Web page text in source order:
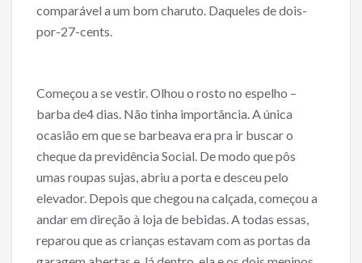
comparável a um bom charuto. Daqueles de dois-
por-27-cents.
Começou a se vestir. Olhou o rosto no espelho –
barba de4 dias. Não tinha importância. A única
ocasião em que se barbeava era pra ir buscar o
cheque da previdência Social. De modo que pôs
umas roupas sujas, abriu a porta e desceu pelo
elevador. Depois que chegou na calçada, começou a
andar em direção à loja de bebidas. A todas essas,
reparou que as crianças estavam com as portas da